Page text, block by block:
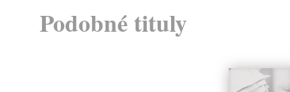
Podobné tituly